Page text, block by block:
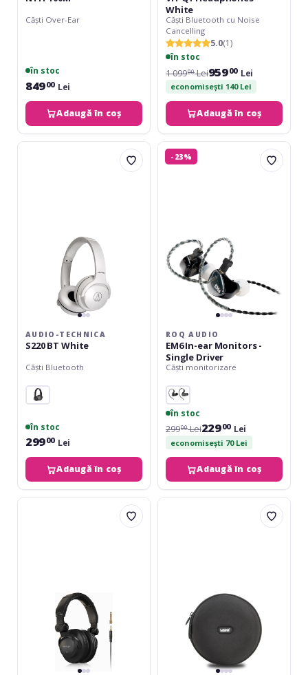
Căști Over-Ear
în stoc
84900 Lei
Adaugă în coș
White
Căști Bluetooth cu Noise
Cancelling
5.0(1)
în stoc
1 09900Lei95900 Lei
economisești 140 Lei
Adaugă în coș
Audio-
AUDIO-TECHNICA
S220 BT White
Căști Bluetooth
în stoc
29900 Lei
Adaugă în coș
ROQ
Audio
Single
Driver
-23%
ROQ AUDIO
EM6 In-ear Monitors -
Single Driver
Căști monitorizare
în stoc
29900Lei22900 Lei
economisești 70 Lei
Adaugă în coș
Behringer
UDG